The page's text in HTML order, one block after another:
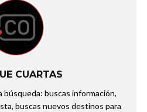
CUARTAS
búsqueda: buscas información,
buscas nuevos destinos para